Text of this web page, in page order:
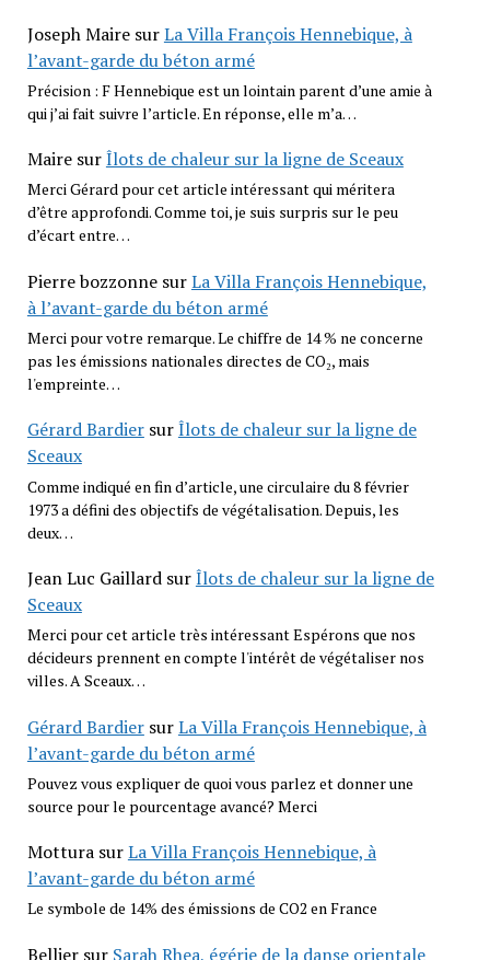
Joseph MairesurLa Villa François Hennebique, à
l’avant-garde du béton armé
Précision : F Hennebique est un lointain parent d’une amie à
qui j’ai fait suivre l’article. En réponse, elle m’a…
MairesurÎlots de chaleur sur la ligne de Sceaux
Merci Gérard pour cet article intéressant qui méritera
d’être approfondi. Comme toi, je suis surpris sur le peu
d’écart entre…
Pierre bozzonnesurLa Villa François Hennebique,
à l’avant-garde du béton armé
Merci pour votre remarque. Le chiffre de 14 % ne concerne
pas les émissions nationales directes de CO₂, mais
l'empreinte…
Gérard BardiersurÎlots de chaleur sur la ligne de
Sceaux
Comme indiqué en fin d’article, une circulaire du 8 février
1973 a défini des objectifs de végétalisation. Depuis, les
deux…
Jean Luc GaillardsurÎlots de chaleur sur la ligne de
Sceaux
Merci pour cet article très intéressant Espérons que nos
décideurs prennent en compte l'intérêt de végétaliser nos
villes. A Sceaux…
Gérard BardiersurLa Villa François Hennebique, à
l’avant-garde du béton armé
Pouvez vous expliquer de quoi vous parlez et donner une
source pour le pourcentage avancé? Merci
MotturasurLa Villa François Hennebique, à
l’avant-garde du béton armé
Le symbole de 14% des émissions de CO2 en France
Belliersur Sarah Rhea, égérie de la danse orientale